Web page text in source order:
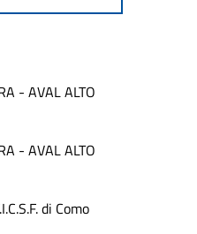
- AVAL ALTO
- AVAL ALTO
di Como